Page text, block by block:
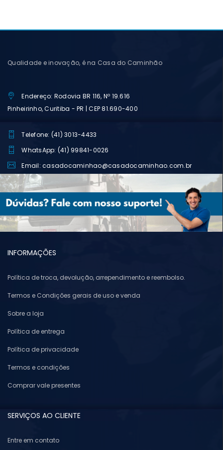
Qualidade e inovação, é na Casa do Caminhão
Endereço: Rodovia BR 116, Nº 19.616
Pinheirinho, Curitiba - PR | CEP 81.690-400
Telefone: (41) 3013-4433
WhatsApp: (41) 99841-0026
Email: casadocaminhao@casadocaminhao.com.br
INFORMAÇÕES
Política de troca, devolução, arrependimento e reembolso.
Termos e Condições gerais de uso e venda
Sobre a loja
Política de entrega
Política de privacidade
Termos e condições
Comprar vale presentes
SERVIÇOS AO CLIENTE
Entre em contato